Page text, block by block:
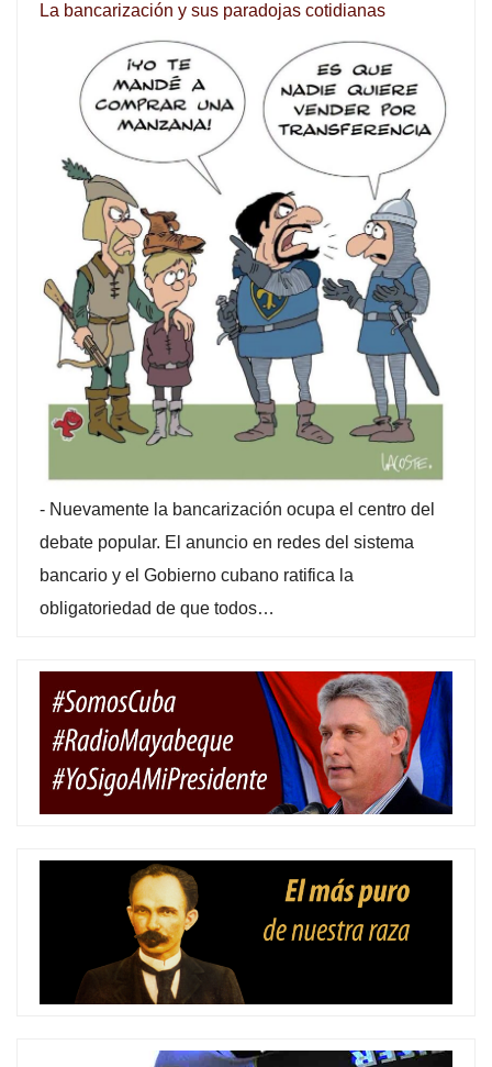
La bancarización y sus paradojas cotidianas
- Nuevamente la bancarización ocupa el centro del
debate popular. El anuncio en redes del sistema
bancario y el Gobierno cubano ratifica la
obligatoriedad de que todos…